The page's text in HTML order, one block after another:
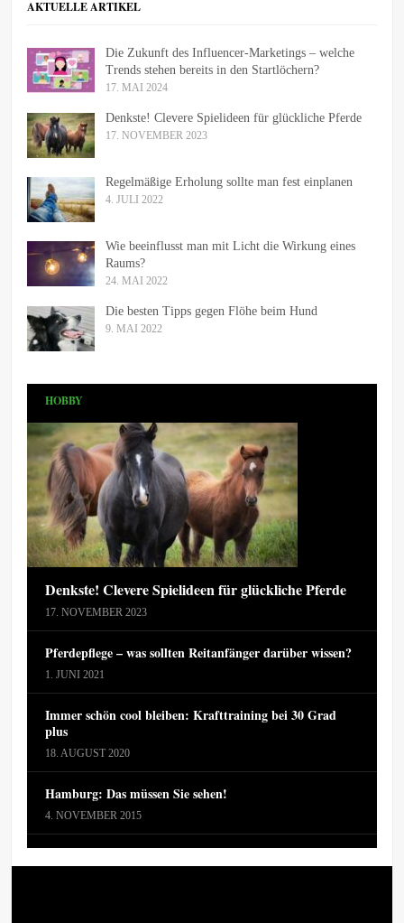
AKTUELLE ARTIKEL
Die Zukunft des Influencer-Marketings – welche
Trends stehen bereits in den Startlöchern?
17. MAI 2024
Denkste! Clevere Spielideen für glückliche Pferde
17. NOVEMBER 2023
Regelmäßige Erholung sollte man fest einplanen
4. JULI 2022
Wie beeinflusst man mit Licht die Wirkung eines
Raums?
24. MAI 2022
Die besten Tipps gegen Flöhe beim Hund
9. MAI 2022
HOBBY
Denkste! Clevere Spielideen für glückliche Pferde
17. NOVEMBER 2023
Pferdepflege – was sollten Reitanfänger darüber wissen?
1. JUNI 2021
Immer schön cool bleiben: Krafttraining bei 30 Grad
plus
18. AUGUST 2020
Hamburg: Das müssen Sie sehen!
4. NOVEMBER 2015